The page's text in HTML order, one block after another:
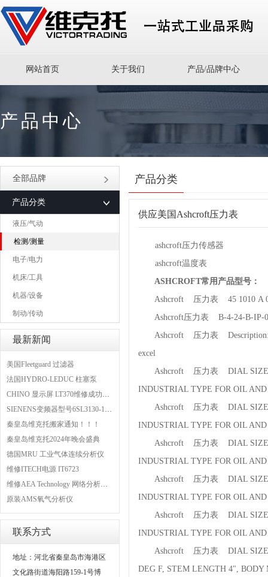
网站首页 关于我们 产品/品牌中心
产品中心
全部品牌
产品分类
液压/气动
检测/测量
电子/电力
机床/工具
机器/设备
制动/传动
最新新闻
美国Fleetguard 过滤器
法国HYDRO-LEDUC 柱塞泵
CHINO 显示屏 LT370维修成功案例
SIENENS变频器型号6SL3130-1TE24-0AA0维修案例
秦皇岛维克托搬家通知！！！
秦皇岛维克托2024年晚会盛典
德国MRU 工业气体连续分析仪
维修ITECH电源 IT6723
维修AEA Technology 网络分析仪 6015-1010
原装AMS氧气分析仪
联系方式
地址：河北省秦皇岛市海港区
文化路街道海阳路159-1号博
产品分类
供应美国Ashcroft压力表
ashcroft压力传感器
ashcroft温度表
ASHCROFT常用产品型号：
Ashcroft 压力表 45 1010 A
Ashcroft压力表 B-4-24-B-IP-
Ashcroft 压力表
excel
Ashcroft 压力表 DIAL SIZE 6",
INDUSTRIAL TYPE FOR OIL AND
Ashcroft 压力表 DIAL SIZE 6",
INDUSTRIAL TYPE FOR OIL AND
Ashcroft 压力表 DIAL SIZE 6",
INDUSTRIAL TYPE FOR OIL AND
Ashcroft 压力表 DIAL SIZE 6",
INDUSTRIAL TYPE FOR OIL AND
Ashcroft 压力表 DIAL SIZE 6",
INDUSTRIAL TYPE FOR OIL AND
Ashcroft 压力表 DIAL SIZE 6",
DEG F, STEM LENGTH 4", BODY